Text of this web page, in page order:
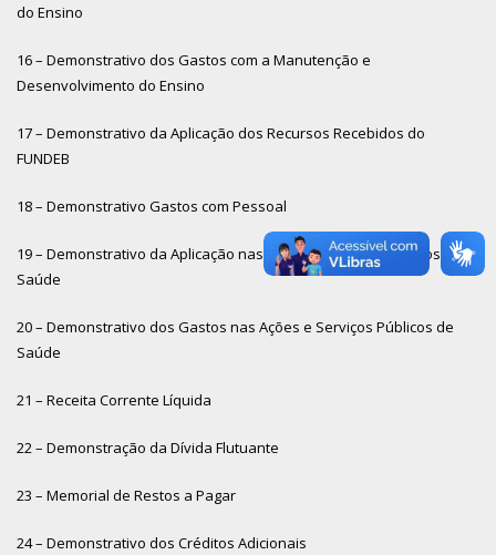
do Ensino
16 – Demonstrativo dos Gastos com a Manutenção e
Desenvolvimento do Ensino
17 – Demonstrativo da Aplicação dos Recursos Recebidos do
FUNDEB
18 – Demonstrativo Gastos com Pessoal
19 – Demonstrativo da Aplicação nas Ações e Serviços Públicos de
Saúde
20 – Demonstrativo dos Gastos nas Ações e Serviços Públicos de
Saúde
21 – Receita Corrente Líquida
22 – Demonstração da Dívida Flutuante
23 – Memorial de Restos a Pagar
24 – Demonstrativo dos Créditos Adicionais